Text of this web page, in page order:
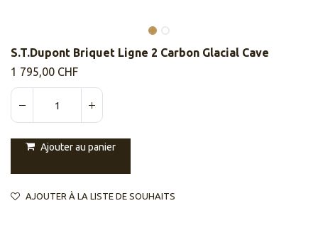
S.T.Dupont Briquet Ligne 2 Carbon Glacial Cave
1 795,00 CHF
Ajouter au panier
AJOUTER À LA LISTE DE SOUHAITS